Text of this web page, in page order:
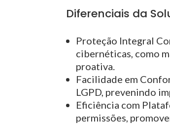
Diferenciais da
Proteção Integral
cibernéticas, como
proativa.
Facilidade em
LGPD, prevenindo
Eficiência com
permissões,